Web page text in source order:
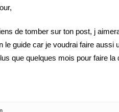
de tomber sur ton post, j
le guide car je voudrai faire
que quelques mois pour faire